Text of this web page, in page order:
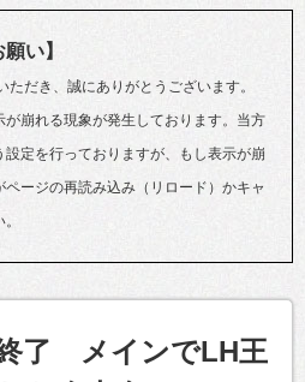
い】
だき、誠にありがとうございます。
崩れる現象が発生しております。当方
定を行っておりますが、もし表示が崩
ージの再読み込み（リロード）かキャ
終了 メインでLH王